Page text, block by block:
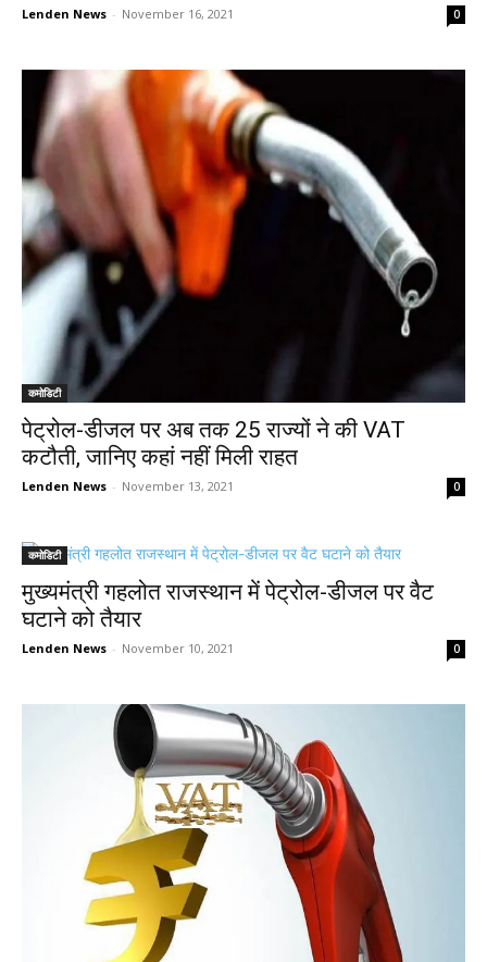
Lenden News - November 16, 2021 0
कमोडिटी
पेट्रोल-डीजल पर अब तक 25 राज्यों ने की VAT
कटौती, जानिए कहां नहीं मिली राहत
Lenden News - November 13, 2021 0
कमोडिटी
मुख्यमंत्री गहलोत राजस्थान में पेट्रोल-डीजल पर वैट
घटाने को तैयार
Lenden News - November 10, 2021 0